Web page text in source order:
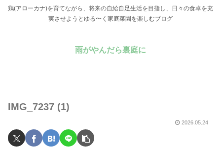
鶏(アローカナ)を育てながら、将来の自給自足生活を目指し、日々の食卓を充
実させようとゆる〜く家庭菜園を楽しむブログ
雨がやんだら裏庭に
IMG_7237 (1)
2026.05.24